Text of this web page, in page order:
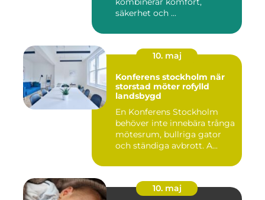
säkerhet och ...
10. maj
Konferens stockholm när
storstad möter rofylld
landsbygd
En Konferens Stockholm
behöver inte innebära trånga
mötesrum, bullriga gator
och ständiga avbrott. A...
10. maj